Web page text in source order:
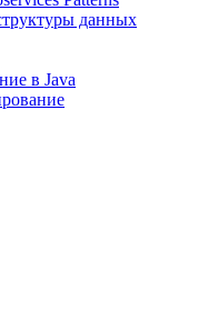
данных
в Java